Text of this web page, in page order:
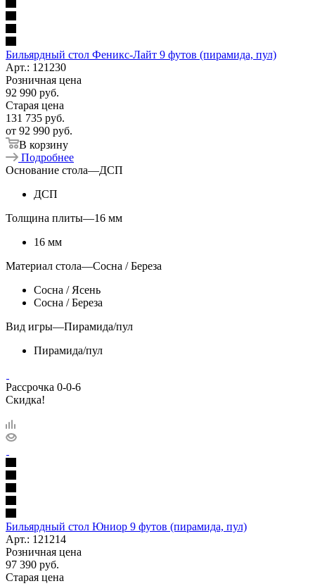
Бильярдный стол Феникс-Лайт 9 футов (пирамида, пул)
Арт.: 121230
Розничная цена
92 990 руб.
Старая цена
131 735 руб.
от 92 990 руб.
В корзину
Подробнее
Основание стола—ДСП
ДСП
Толщина плиты—16 мм
16 мм
Материал стола—Сосна / Береза
Сосна / Ясень
Сосна / Береза
Вид игры—Пирамида/пул
Пирамида/пул
Рассрочка 0-0-6
Скидка!
Бильярдный стол Юниор 9 футов (пирамида, пул)
Арт.: 121214
Розничная цена
97 390 руб.
Старая цена